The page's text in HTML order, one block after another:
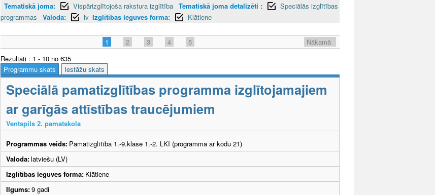
Tematiskā joma:
Vispārizglītojoša rakstura izglītība Tematiskā joma detalizēti :
Speciālās izglītības
programmas
Valoda: lv Izglītības ieguves forma: Klātiene
1 2 3 4 5
Nākamā
Rezultāti : 1 - 10 no 635
Programmu skats
Iestāžu skats
Speciālā pamatizglītības programma izglītojamajiem
ar garīgās attīstības traucējumiem
Ventspils 2. pamatskola
Programmas veids: Pamatizglītība 1.-9.klase 1.-2. LKI (programma ar kodu 21)
Valoda:latviešu (LV)
Izglītības ieguves forma: Klātiene
Ilgums:9 gadi